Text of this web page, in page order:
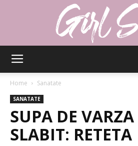
Home Sanatate
SANATATE
SUPA DE
SLABIT: RETETA